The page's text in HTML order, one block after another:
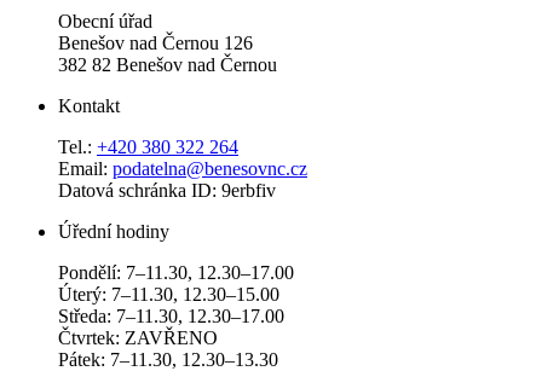
Obecní úřad
Benešov nad Černou 126
382 82 Benešov nad Černou
Kontakt
Tel.: +420 380 322 264
Email: podatelna@benesovnc.cz
Datová schránka ID: 9erbfiv
Úřední hodiny
Pondělí: 7–11.30, 12.30–17.00
Úterý: 7–11.30, 12.30–15.00
Středa: 7–11.30, 12.30–17.00
Čtvrtek: ZAVŘENO
Pátek: 7–11.30, 12.30–13.30